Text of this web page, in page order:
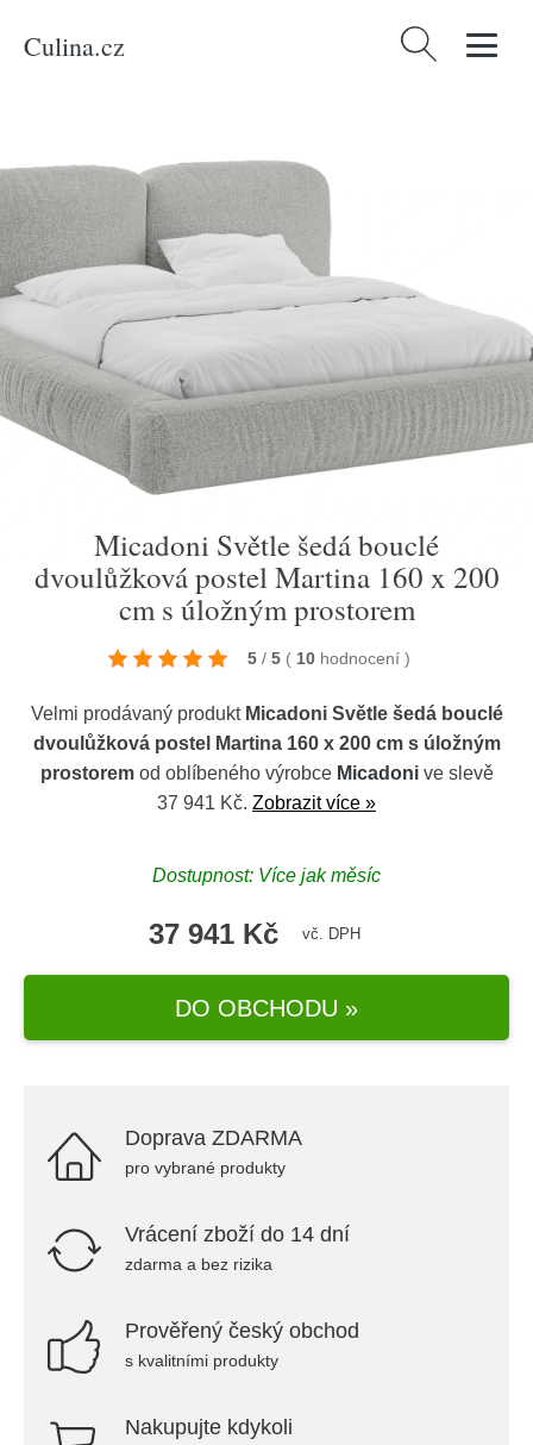
Culina.cz Vyhledávání
Micadoni Světle šedá bouclé
dvoulůžková postel Martina 160 x 200
cm s úložným prostorem
5 / 5 ( 10 hodnocení )
Velmi prodávaný produkt Micadoni Světle šedá bouclé
dvoulůžková postel Martina 160 x 200 cm s úložným
prostoremod oblíbeného výrobce Micadonive slevě
37 941 Kč. Zobrazit více »
Dostupnost: Více jak měsíc
37 941 Kč vč. DPH
DO OBCHODU »
Doprava ZDARMA
pro vybrané produkty
Vrácení zboží do 14 dní
zdarma a bez rizika
Prověřený český obchod
s kvalitními produkty
Nakupujte kdykoli